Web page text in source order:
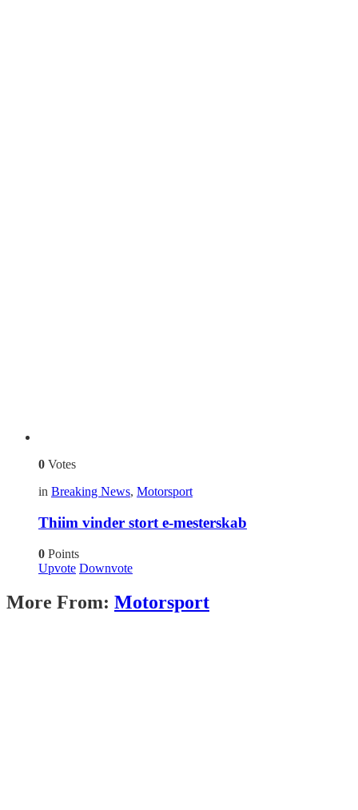
0 Votes
in Breaking News, Motorsport
Thiim vinder stort e-mesterskab
0 Points
Upvote Downvote
More From: Motorsport